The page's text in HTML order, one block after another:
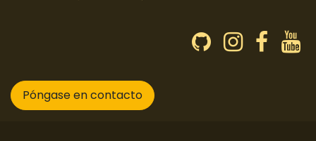
Póngase en contacto